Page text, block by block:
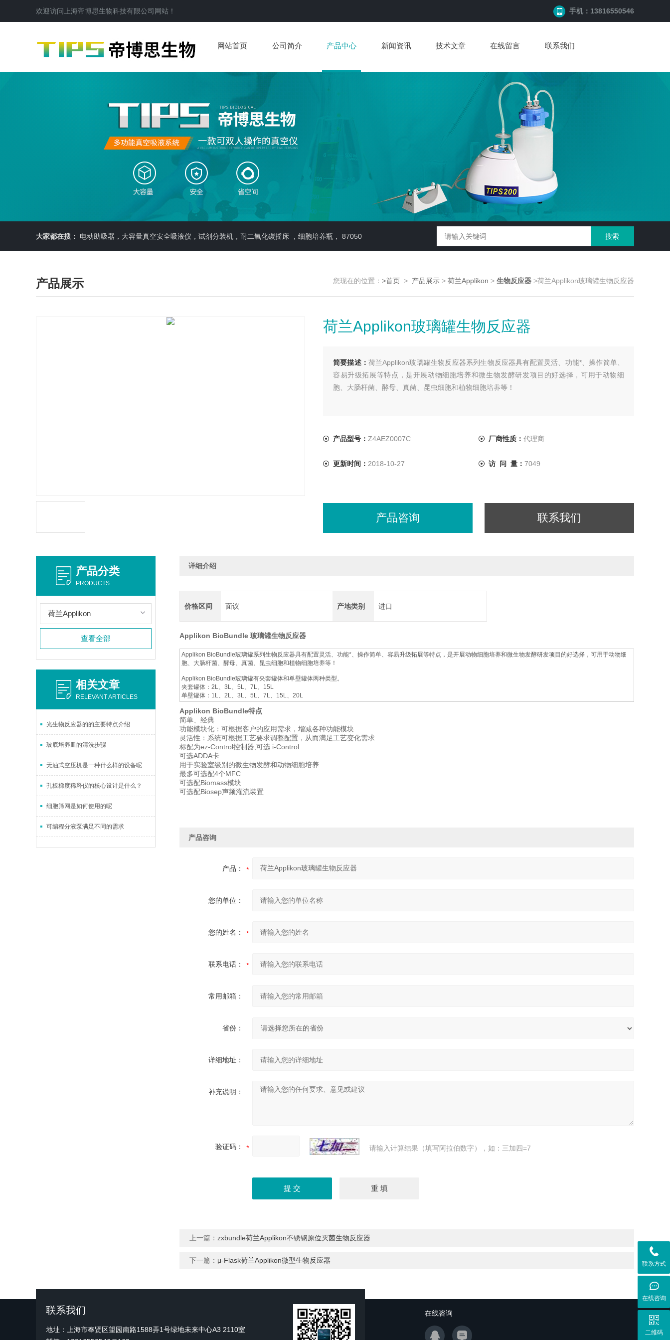
欢迎访问 上海帝博思生物科技有限公司 网站！ 手机：13816550546
网站首页 公司简介 产品中心 新闻资讯 技术文章 在线留言 联系我们
大家都在搜： 电动助吸器，大容量真空安全吸液仪，试剂分装机，耐二氧化碳摇床 ，细胞培养瓶， 87050
产品展示 您现在的位置： >首页 > 产品展示 > 荷兰Applikon > 生物反应器 >荷兰Applikon玻璃罐生物反应器
荷兰Applikon玻璃罐生物反应器
简要描述： 荷兰Applikon玻璃罐生物反应器系列生物反应器具有配置灵活、功能*、操作简单、
容易升级拓展等特点，是开展动物细胞培养和微生物发酵研发项目的好选择，可用于动物细
胞、大肠杆菌、酵母、真菌、昆虫细胞和植物细胞培养等！
产品型号： Z4AEZ0007C 厂商性质： 代理商
更新时间： 2018-10-27 访 问 量： 7049
产品咨询 联系我们
产品分类
PRODUCTS
荷兰Applikon
查看全部
相关文章
RELEVANT ARTICLES
光生物反应器的的主要特点介绍
玻底培养皿的清洗步骤
无油式空压机是一种什么样的设备呢
孔板梯度稀释仪的核心设计是什么？
细胞筛网是如何使用的呢
可编程分液泵满足不同的需求
详细介绍
价格区间 面议 产地类别 进口
Applikon BioBundle 玻璃罐生物反应器
Applikon BioBundle玻璃罐系列生物反应器具有配置灵活、功能*、操作简单、容易升级拓展等特点，是开展动物细胞培养和微生物发酵研发项目的好选择，可用于动物细
胞、大肠杆菌、酵母、真菌、昆虫细胞和植物细胞培养等！
Applikon BioBundle玻璃罐有夹套罐体和单壁罐体两种类型。
夹套罐体：2L、3L、5L、7L、15L
单壁罐体：1L、2L、3L、5L、7L、15L、20L
Applikon BioBundle特点
简单、经典
功能模块化：可根据客户的应用需求，增减各种功能模块
灵活性：系统可根据工艺要求调整配置，从而满足工艺变化需求
标配为ez-Control控制器,可选 i-Control
可选ADDA卡
用于实验室级别的微生物发酵和动物细胞培养
最多可选配4个MFC
可选配Biomass模块
可选配Biosep声频灌流装置
产品咨询
产品：
您的单位：
您的姓名：
联系电话：
常用邮箱：
省份：
详细地址：
补充说明：
验证码： 请输入计算结果（填写阿拉伯数字），如：三加四=7
上一篇： zxbundle荷兰Applikon不锈钢原位灭菌生物反应器
下一篇： μ-Flask荷兰Applikon微型生物反应器
联系我们
地址：上海市奉贤区望园南路1588弄1号绿地未来中心A3 2110室
在线咨询
联系方式
在线咨询
二维码